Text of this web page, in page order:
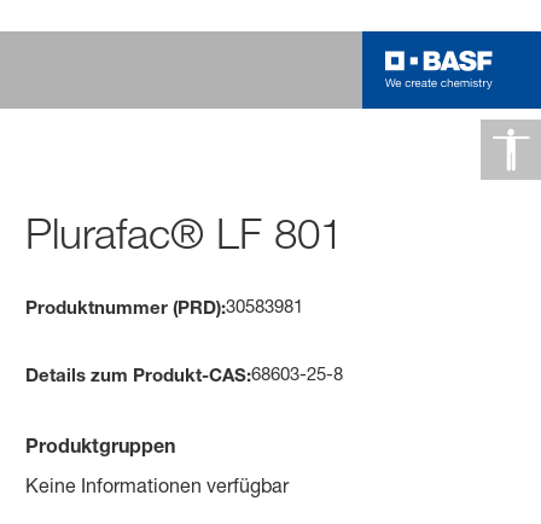
Plurafac® LF 801
Produktnummer (PRD):30583981
Details zum Produkt-CAS:68603-25-8
Produktgruppen
Keine Informationen verfügbar